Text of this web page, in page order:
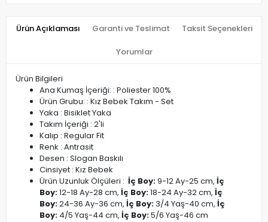
Ürün Açıklaması Garanti ve Teslimat Taksit Seçenekleri
Yorumlar
Ürün Bilgileri
Ana Kumaş İçeriği: : Poliester 100%
Ürün Grubu: : Kız Bebek Takım - Set
Yaka : Bisiklet Yaka
Takım İçeriği : 2'li
Kalıp : Regular Fit
Renk : Antrasit
Desen : Slogan Baskılı
Cinsiyet : Kız Bebek
Ürün Uzunluk Ölçüleri : İç Boy:9-12 Ay-25 cm, İç
Boy:12-18 Ay-28 cm, İç Boy:18-24 Ay-32 cm, İç
Boy:24-36 Ay-36 cm, İç Boy:3/4 Yaş-40 cm, İç
Boy: 4/5 Yaş-44 cm, İç Boy:5/6 Yaş-46 cm